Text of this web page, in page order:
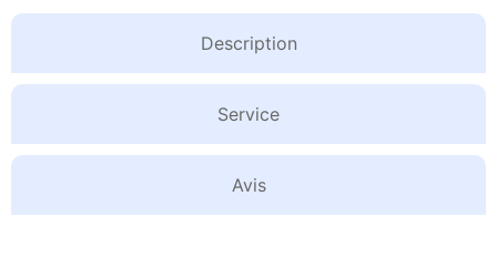
Description
Service
Avis